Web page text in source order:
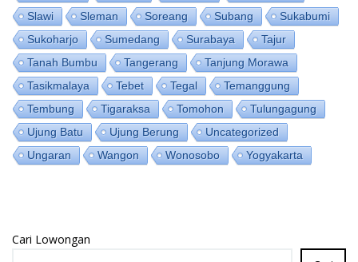
Slawi
Sleman Soreang Subang
Sukabumi
Sukoharjo
Sumedang Surabaya
Tajur
Tanah Bumbu
Tangerang
Tanjung Morawa
Tasikmalaya
Tebet Tegal
Temanggung
Tembung
Tigaraksa Tomohon
Tulungagung
Ujung Batu
Ujung Berung
Uncategorized
Ungaran
Wangon Wonosobo Yogyakarta
Cari Lowongan